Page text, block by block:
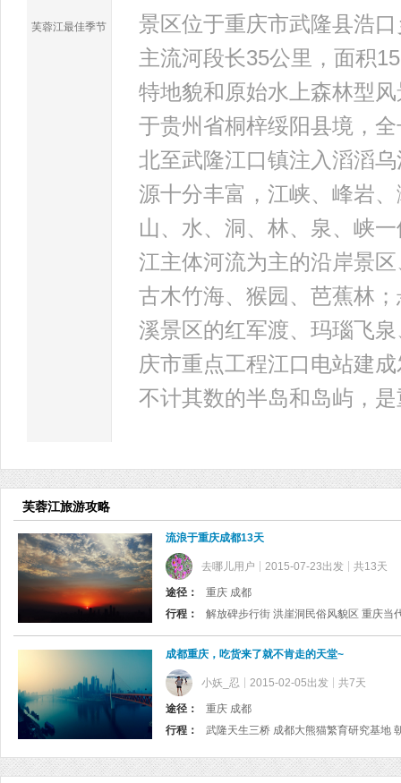
芙蓉江最佳季节
景区位于重庆市武隆县浩
主流河段长35公里，面积
特地貌和原始水上森林型
于贵州省桐梓绥阳县境，
北至武隆江口镇注入滔滔
源十分丰富，江峡、峰岩
山、水、洞、林、泉、峡
江主体河流为主的沿岸景
古木竹海、猴园、芭蕉林
溪景区的红军渡、玛瑙飞
庆市重点工程江口电站建
不计其数的半岛和岛屿，
芙蓉江旅游攻略
流浪于重庆成都13天
去哪儿用户 2015-07-23出发 共13天
途径：
重庆 成都
行程：
成都重庆，吃货来了就不肯走的天堂~
小妖_忍 2015-02-05出发 共7天
途径：
重庆 成都
行程：